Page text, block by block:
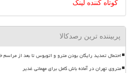
کوتاه کننده لینک
پربیننده ترین رصدکالا
احتمال تمدید رایگان بودن مترو و اتوبوس تا بعد از مراسم
متروی تهران در آماده باش کامل برای مهمانی غدیر